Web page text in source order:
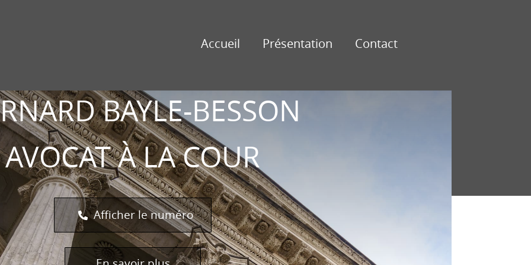
Accueil Présentation Contact
BAYLE-BESSON
AVOCAT À LA COUR
Afficher le numéro